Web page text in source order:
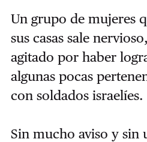
Un grupo de mujeres
sus casas sale
agitado por haber
algunas pocas
con soldados israelíes.
Sin mucho aviso y sin